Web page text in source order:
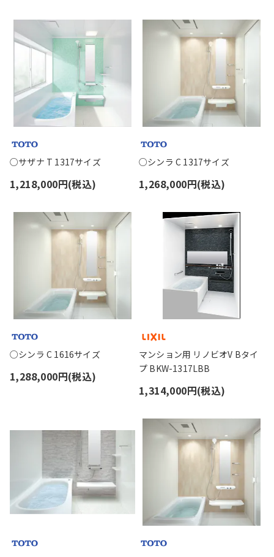
○サザナ T 1317サイズ
1,218,000円(税込)
○シンラ C 1317サイズ
1,268,000円(税込)
○シンラ C 1616サイズ
1,288,000円(税込)
マンション用 リノビオV Bタイ
プ BKW-1317LBB
1,314,000円(税込)